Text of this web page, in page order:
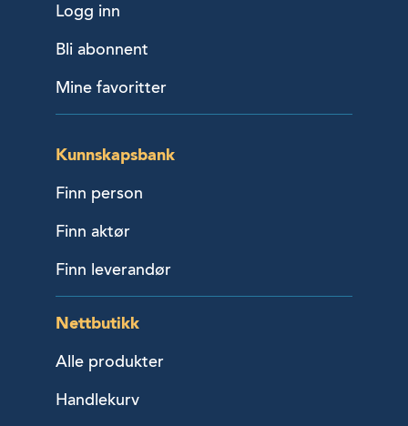
Logg inn
Bli abonnent
Mine favoritter
Kunnskapsbank
Finn person
Finn aktør
Finn leverandør
Nettbutikk
Alle produkter
Handlekurv